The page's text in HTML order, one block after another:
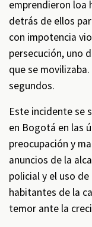
emprendieron loa
detrás de ellos
con impotencia
persecución, uno
que se
segundos.
Este incidente se
en Bogotá en las
preocupación y
anuncios de la
policial y el uso
habitantes de la
temor ante la